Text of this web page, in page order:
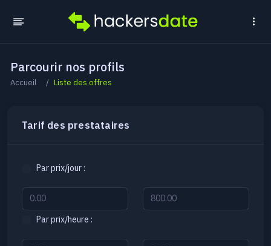
Parcourir nos profils
Accueil Liste des offres
Tarif des prestataires
Par prix/jour :
Par prix/heure :